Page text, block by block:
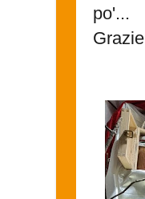
po'...
Grazie